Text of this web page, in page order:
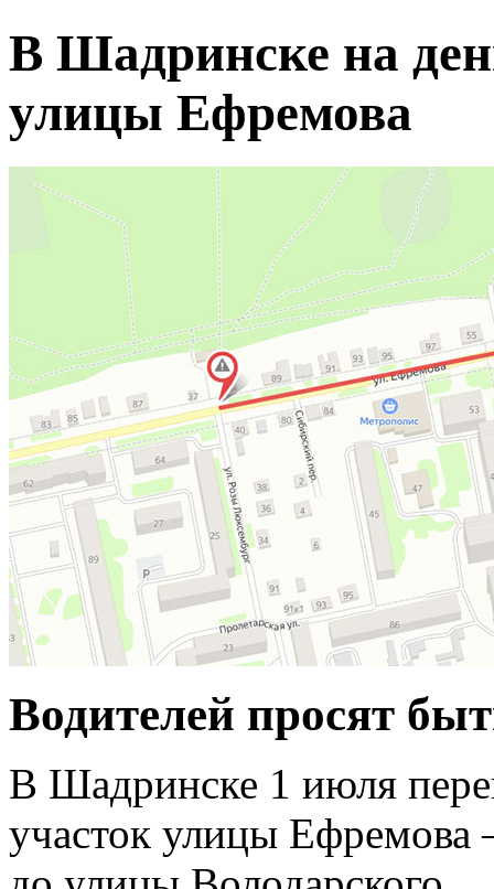
В Шадринске на
улицы Ефремова
Водителей просят
В Шадринске 1 июля
участок улицы